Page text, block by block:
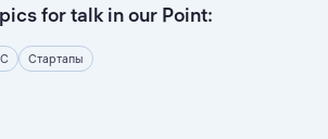
for talk in our Point:
Стартапы